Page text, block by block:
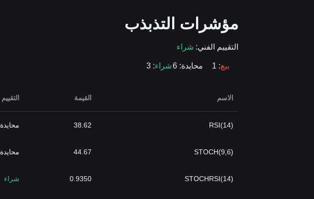
مؤشرات التذبذب
التقييم الفني: شراء
بيع: 1 محايدة: 6 شراء: 3
الاسم القيمة التقييم
RSI(14)
38.62 محايدة
STOCH(9,6)
44.67 محايدة
STOCHRSI(14)
0.9350 شراء